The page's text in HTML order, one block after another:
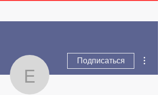
Подписаться